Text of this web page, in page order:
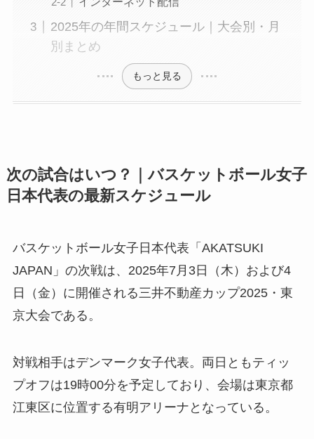
2025年の年間スケジュール｜大会別・月
別まとめ
もっと見る
次の試合はいつ？｜バスケットボール女子
日本代表の最新スケジュール
バスケットボール女子日本代表「AKATSUKI
JAPAN」の次戦は、2025年7月3日（木）および4
日（金）に開催される三井不動産カップ2025・東
京大会である。
対戦相手はデンマーク女子代表。両日ともティッ
プオフは19時00分を予定しており、会場は東京都
江東区に位置する有明アリーナとなっている。